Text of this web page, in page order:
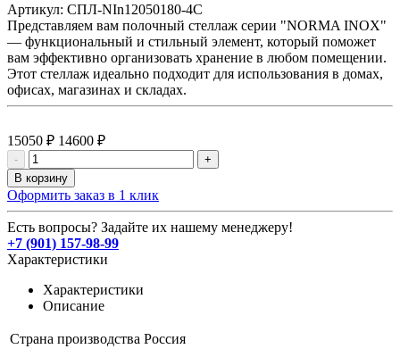
Артикул: СПЛ-NIn12050180-4С
Представляем вам полочный стеллаж серии "NORMA INOX"
— функциональный и стильный элемент, который поможет
вам эффективно организовать хранение в любом помещении.
Этот стеллаж идеально подходит для использования в домах,
офисах, магазинах и складах.
15050 ₽ 14600 ₽
-
+
В корзину
Оформить заказ в 1 клик
Есть вопросы? Задайте их нашему менеджеру!
+7 (901) 157-98-99
Характеристики
Характеристики
Описание
Страна производства Россия